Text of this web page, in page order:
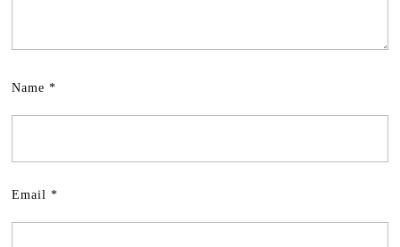
Name*
Email*